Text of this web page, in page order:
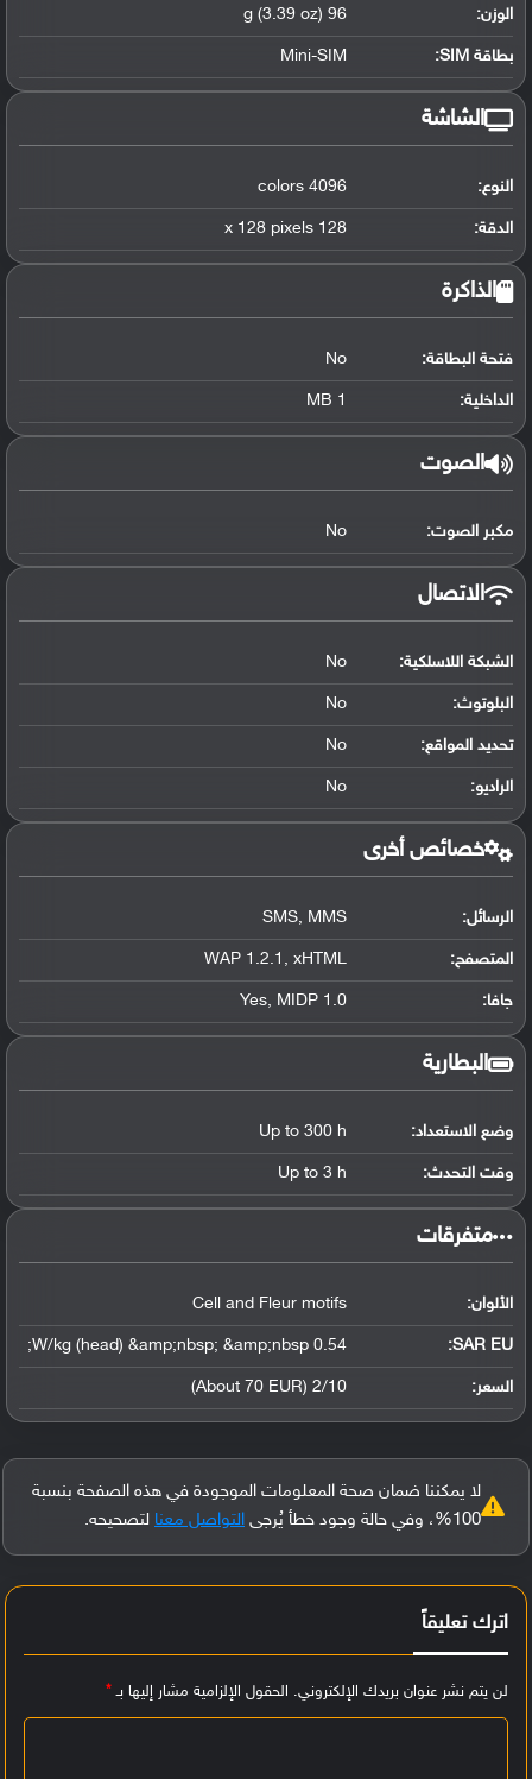
الوزن: 96 g (3.39 oz)
بطاقة SIM: Mini-SIM
الشاشة
النوع: 4096 colors
الدقة: 128 x 128 pixels
الذاكرة
فتحة البطاقة: No
الداخلية: 1 MB
الصوت
مكبر الصوت: No
الاتصال
الشبكة اللاسلكية: No
البلوتوث:
No
تحديد المواقع:
No
الراديو: No
خصائص أخرى
الرسائل: SMS, MMS
المتصفح: WAP 1.2.1, xHTML
جافا: Yes, MIDP 1.0
البطارية
وضع الاستعداد: Up to 300 h
وقت التحدث: Up to 3 h
‏متفرقات‏
الألوان: Cell and Fleur motifs
SAR EU:
0.54 W/kg (head) &amp;nbsp; &amp;nbsp;
السعر: 2/10 (About 70 EUR)
لا يمكننا ضمان صحة المعلومات الموجودة في هذه الصفحة بنسبة
100%، وفي حالة وجود خطأ يُرجى
التواصل معنا لتصحيحه.
اترك تعليقاً
لن يتم نشر عنوان بريدك الإلكتروني. الحقول الإلزامية مشار إليها بـ*